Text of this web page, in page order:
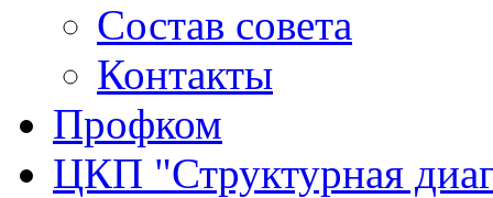
Состав совета
Контакты
Профком
ЦКП "Структурная